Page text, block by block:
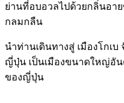
ย่านที่อบอวลไปด้วยกลิ่นอาย
กลมกลืน
นำท่านเดินทางสู่ เมืองโกเบ
ญี่ปุ่น เป็นเมืองขนาดใหญ่อั
ของญี่ปุ่น